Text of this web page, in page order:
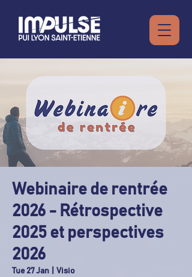
Webinaire de rentrée
2026 - Rétrospective
2025 et perspectives
2026
Tue 27 Jan Visio